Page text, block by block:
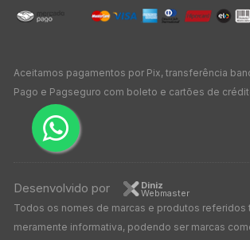
Aceitamos pagamentos por Pix, transferência
Pago e Pagseguro com boleto e cartões de
Desenvolvido por Diniz
Webmaster
Todos os nomes de marcas e produtos referidos
meramente informativa, podendo ser marcas